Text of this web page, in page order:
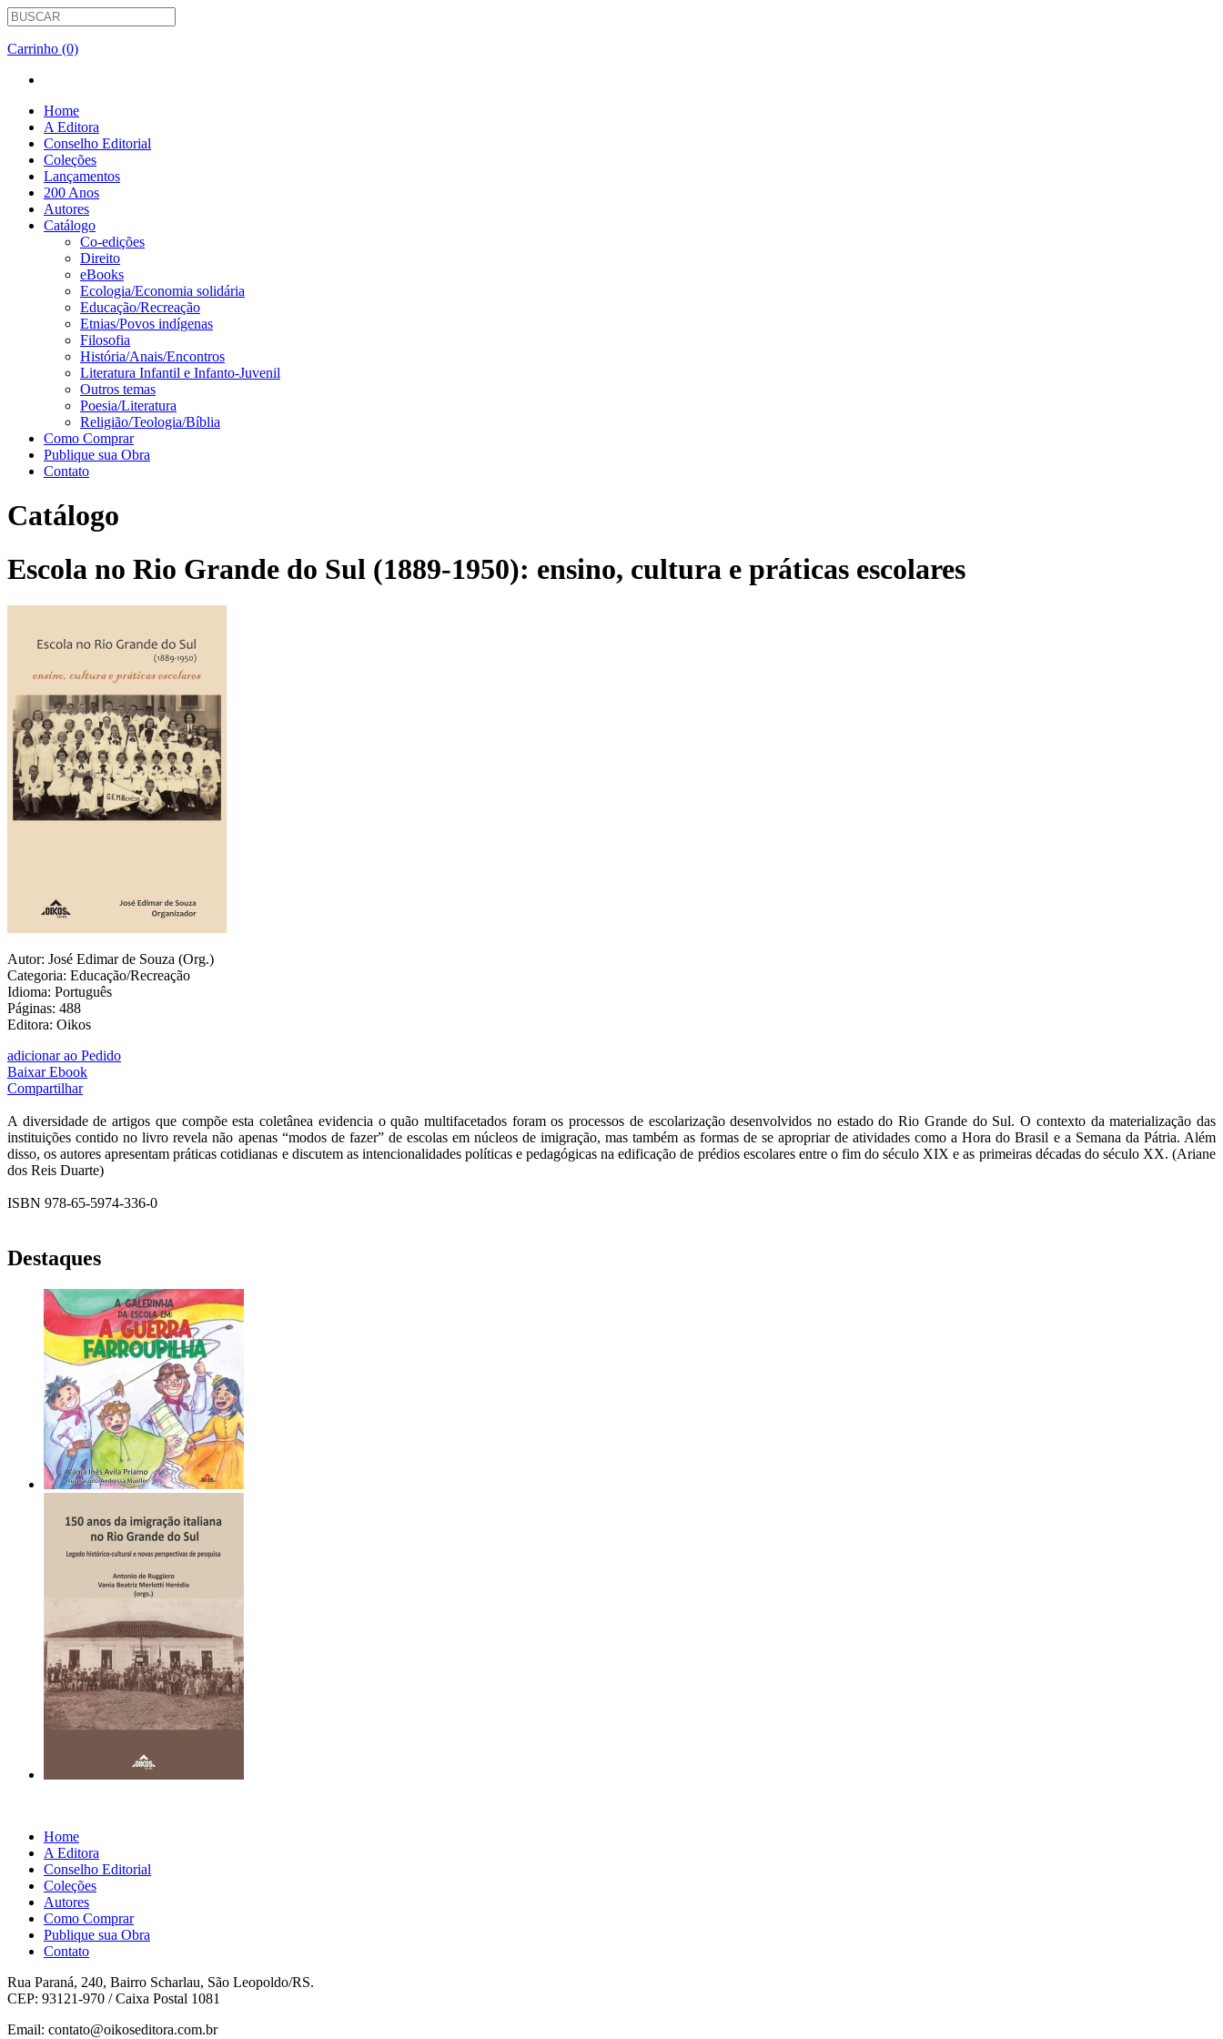
Carrinho (0)
Home
A Editora
Conselho Editorial
Coleções
Lançamentos
200 Anos
Autores
Catálogo
Co-edições
Direito
eBooks
Ecologia/Economia solidária
Educação/Recreação
Etnias/Povos indígenas
Filosofia
História/Anais/Encontros
Literatura Infantil e Infanto-Juvenil
Outros temas
Poesia/Literatura
Religião/Teologia/Bíblia
Como Comprar
Publique sua Obra
Contato
Catálogo
Escola no Rio Grande do Sul (1889-1950): ensino, cultura e práticas escolares
Autor: José Edimar de Souza (Org.)
Categoria: Educação/Recreação
Idioma: Português
Páginas: 488
Editora: Oikos
adicionar ao Pedido
Baixar Ebook
Compartilhar
A diversidade de artigos que compõe esta coletânea evidencia o quão multifacetados foram os processos de escolarização desenvolvidos no estado do Rio Grande do Sul. O contexto da materialização das
instituições contido no livro revela não apenas “modos de fazer” de escolas em núcleos de imigração, mas também as formas de se apropriar de atividades como a Hora do Brasil e a Semana da Pátria. Além
disso, os autores apresentam práticas cotidianas e discutem as intencionalidades políticas e pedagógicas na edificação de prédios escolares entre o fim do século XIX e as primeiras décadas do século XX. (Ariane
dos Reis Duarte)
ISBN 978-65-5974-336-0
Destaques
Home
A Editora
Conselho Editorial
Coleções
Autores
Como Comprar
Publique sua Obra
Contato
Rua Paraná, 240, Bairro Scharlau, São Leopoldo/RS.
CEP: 93121-970 / Caixa Postal 1081
Email: contato@oikoseditora.com.br